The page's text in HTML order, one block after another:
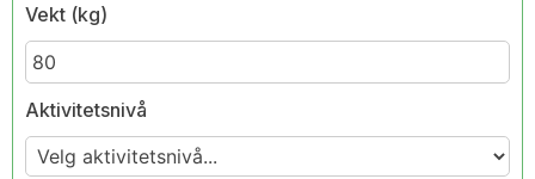
Vekt (kg)
Aktivitetsnivå